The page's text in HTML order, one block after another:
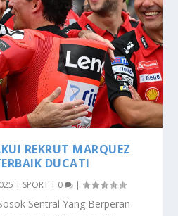
REKRUT MARQUEZ
DUCATI
SPORT 0 |
Sentral Yang Berperan